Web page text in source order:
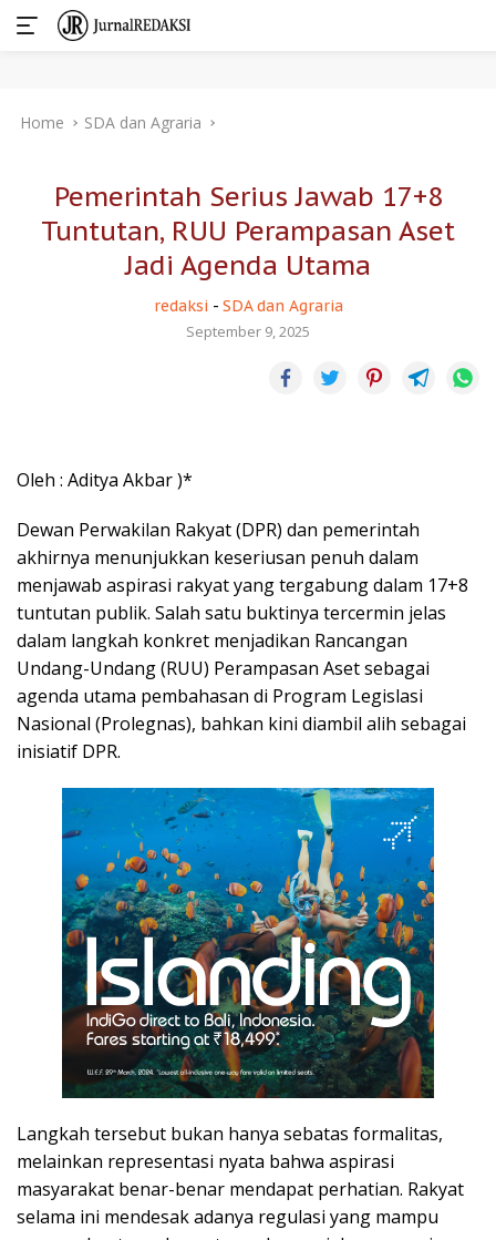
Home SDA dan Agraria
Pemerintah Serius Jawab 17+8
Tuntutan, RUU Perampasan Aset
Jadi Agenda Utama
redaksi - SDA dan Agraria
September 9, 2025
Oleh : Aditya Akbar )*
Dewan Perwakilan Rakyat (DPR) dan pemerintah
akhirnya menunjukkan keseriusan penuh dalam
menjawab aspirasi rakyat yang tergabung dalam 17+8
tuntutan publik. Salah satu buktinya tercermin jelas
dalam langkah konkret menjadikan Rancangan
Undang-Undang (RUU) Perampasan Aset sebagai
agenda utama pembahasan di Program Legislasi
Nasional (Prolegnas), bahkan kini diambil alih sebagai
inisiatif DPR.
Langkah tersebut bukan hanya sebatas formalitas,
melainkan representasi nyata bahwa aspirasi
masyarakat benar-benar mendapat perhatian. Rakyat
selama ini mendesak adanya regulasi yang mampu